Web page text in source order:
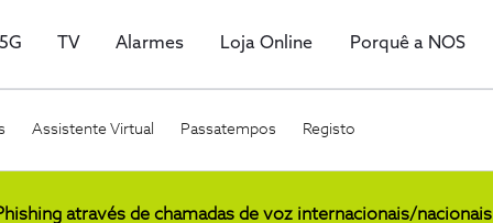
TV Alarmes Loja Online Porquê a NOS
Assistente Virtual Passatempos Registo
através de chamadas de voz internacionais/nacionais